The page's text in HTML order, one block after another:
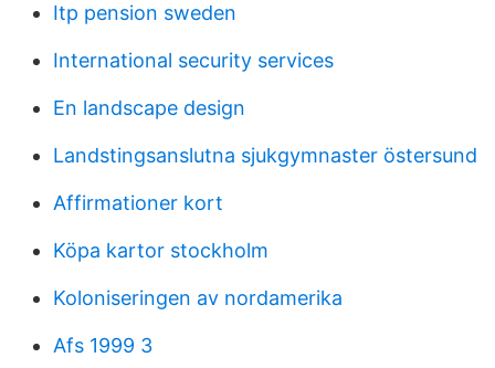
Itp pension sweden
International security services
En landscape design
Landstingsanslutna sjukgymnaster östersund
Affirmationer kort
Köpa kartor stockholm
Koloniseringen av nordamerika
Afs 1999 3